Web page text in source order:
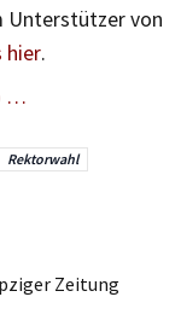
Unterstützer von
hier.
…
Rektorwahl
Zeitung